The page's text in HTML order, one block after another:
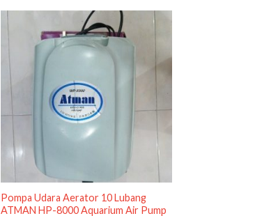
Pompa Udara Aerator 10 Lubang
ATMAN HP-8000 Aquarium Air Pump